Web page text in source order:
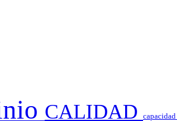
CALIDAD capacidad